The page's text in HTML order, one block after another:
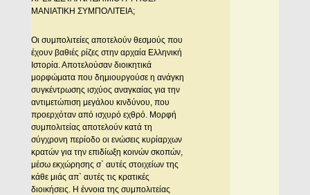
MANIATIKH ΣYMΠOΛITEIA;
Οι συμπολιτείες αποτελούν θεσμούς που
έχουν βαθιές ρίζες στην αρχαία Ελληνική
Ιστορία. Αποτελούσαν διοικητικά
μορφώματα που δημιουργούσε η ανάγκη
συγκέντρωσης ισχύος αναγκαίας για την
αντιμετώπιση μεγάλου κινδύνου, που
προερχόταν από ισχυρό εχθρό. Μορφή
συμπολιτείας αποτελούν κατά τη
σύγχρονη περίοδο οι ενώσεις κυρίαρχων
κρατών για την επιδίωξη κοινών σκοπών,
μέσω εκχώρησης σ` αυτές στοιχείων της
κάθε μιάς απ` αυτές τις κρατικές
διοικήσεις. Η έννοια της συμπολιτείας